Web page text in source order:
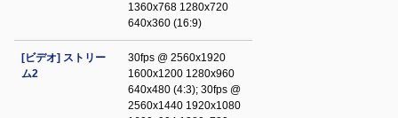
1360x768 1280x720
640x360 (16:9)
[ビデオ] ストリー
ム2
30fps @ 2560x1920
1600x1200 1280x960
640x480 (4:3); 30fps @
2560x1440 1920x1080